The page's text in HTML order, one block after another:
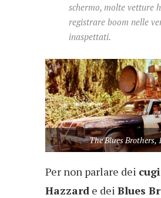
schermo, molte vetture
registrare boom nelle
inaspettati.
The Blues Brothers,
Per non parlare dei
Hazzard e dei Blues